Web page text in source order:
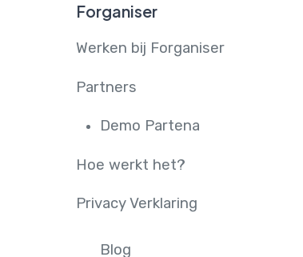
Forganiser
Werken bij Forganiser
Partners
Demo Partena
Hoe werkt het?
Privacy Verklaring
Blog